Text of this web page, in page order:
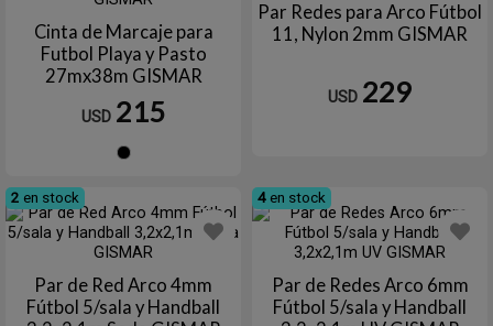
Cinta de Marcaje para
Futbol Playa y Pasto
27mx38m GISMAR
USD 215
Par Redes para Arco Fútbol
11, Nylon 2mm GISMAR
USD 229
2 en stock
Par de Red Arco 4mm
Fútbol 5/sala y Handball
4 en stock
Par de Redes Arco 6mm
Fútbol 5/sala y Handball